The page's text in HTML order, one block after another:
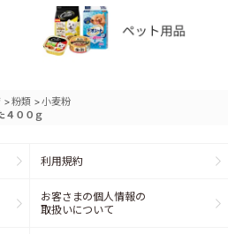
>粉類 >小麦粉
４００ｇ
利用規約
お客さまの個人情報の
取扱いについて